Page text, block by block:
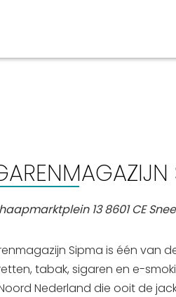
Jouw Sneek
De Friese
13 8601 CE
Sipma is één van
tabak, sigaren en e-
Nederland die ooit de